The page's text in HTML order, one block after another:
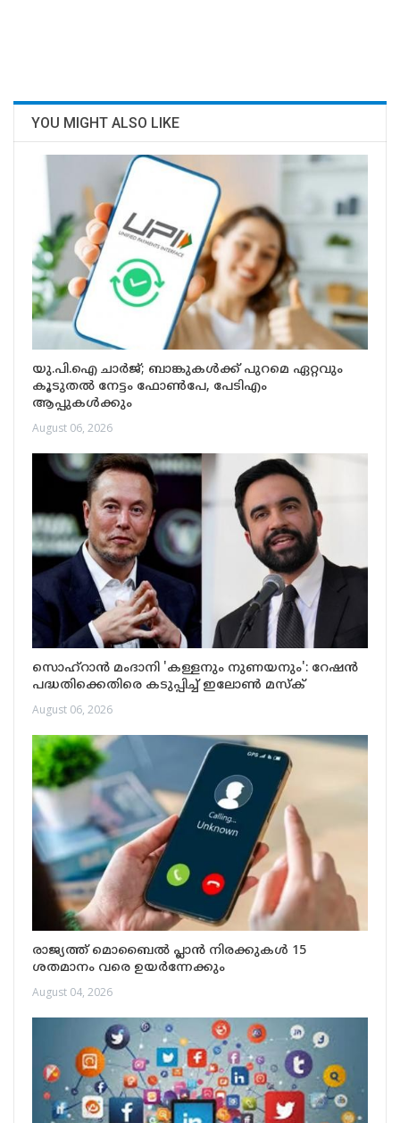
YOU MIGHT ALSO LIKE
യു.പി.ഐ ചാർജ്; ബാങ്കുകൾക്ക് പുറമെ ഏറ്റവും
കൂടുതൽ നേട്ടം ഫോൺപേ, പേടിഎം
ആപ്പുകൾക്കും
August 06, 2026
സൊഹ്റാൻ മംദാനി 'കള്ളനും നുണയനും': റേഷൻ
പദ്ധതിക്കെതിരെ കടുപ്പിച്ച് ഇലോൺ മസ്ക്
August 06, 2026
രാജ്യത്ത് മൊബൈൽ പ്ലാൻ നിരക്കുകൾ 15
ശതമാനം വരെ ഉയർന്നേക്കും
August 04, 2026